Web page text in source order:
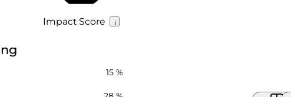
Impact Score
15 %